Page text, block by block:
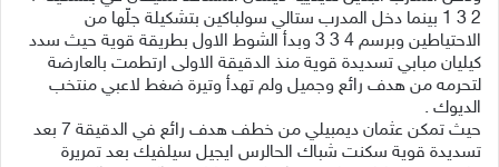
2 3 1 بينما دخل المدرب ستالي سولباكين بتشكيلة جلّها من
الاحتياطين وبرسم 4 3 3 وبدأ الشوط الاول بطريقة قوية حيث سدد
كيليان مبابي تسديدة قوية منذ الدقيقة الاولى ارتطمت بالعارضة
لتحرمه من هدف رائع وجميل ولم تهدأ وتيرة ضغط لاعبي منتخب
الديوك .
حيث تمكن عثمان ديمبيلي من خطف هدف رائع في الدقيقة 7 بعد
تسديدة قوية سكنت شباك الحالرس ايجيل سيلفيك بعد تمريرة